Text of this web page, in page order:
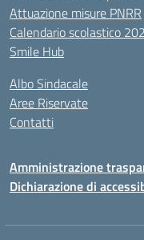
Attuazione misure PNRR
Calendario scolastico
Smile Hub
Albo Sindacale
Aree Riservate
Contatti
Amministrazione
Dichiarazione di